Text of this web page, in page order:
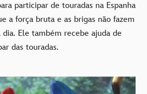
participar de touradas na Espanha
a força bruta e as brigas não fazem
Ele também recebe ajuda de
das touradas.